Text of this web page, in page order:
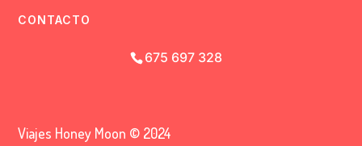
CONTACTO
675 697 328
Viajes Honey Moon © 2024